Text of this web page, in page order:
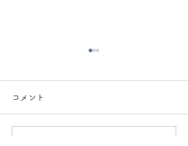
コメント